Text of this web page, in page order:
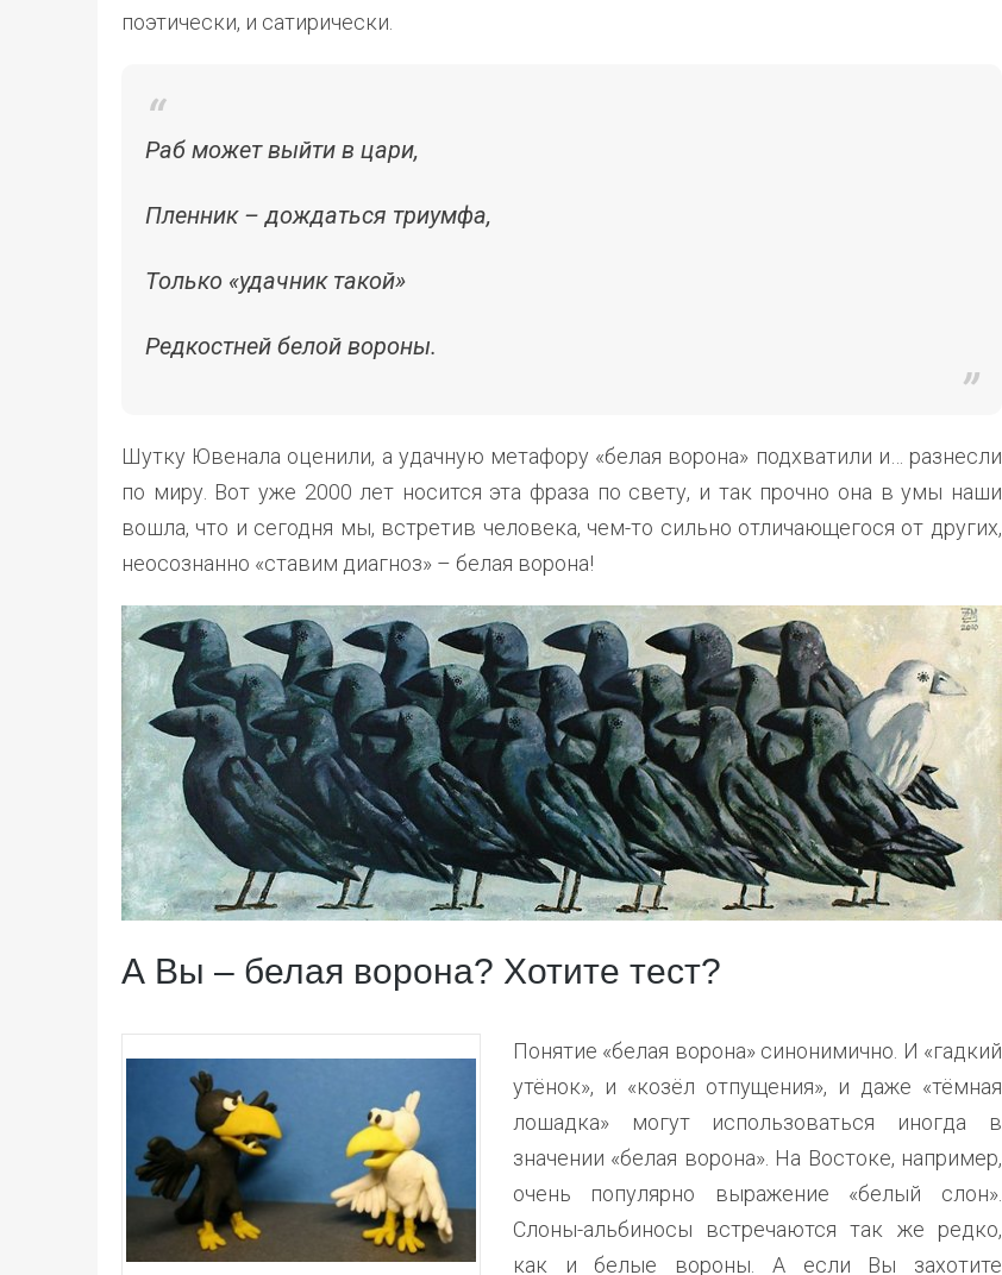
поэтически, и сатирически.
Раб может выйти в цари,
Пленник – дождаться триумфа,
Только «удачник такой»
Редкостней белой вороны.
Шутку Ювенала оценили, а удачную метафору «белая ворона» подхватили и… разнесли
по миру. Вот уже 2000 лет носится эта фраза по свету, и так прочно она в умы наши
вошла, что и сегодня мы, встретив человека, чем-то сильно отличающегося от других,
неосознанно «ставим диагноз» – белая ворона!
А Вы – белая ворона? Хотите тест?
Понятие «белая ворона» синонимично. И «гадкий
утёнок», и «козёл отпущения», и даже «тёмная
лошадка» могут использоваться иногда в
значении «белая ворона». На Востоке, например,
очень популярно выражение «белый слон».
Слоны-альбиносы встречаются так же редко,
как и белые вороны. А если Вы захотите